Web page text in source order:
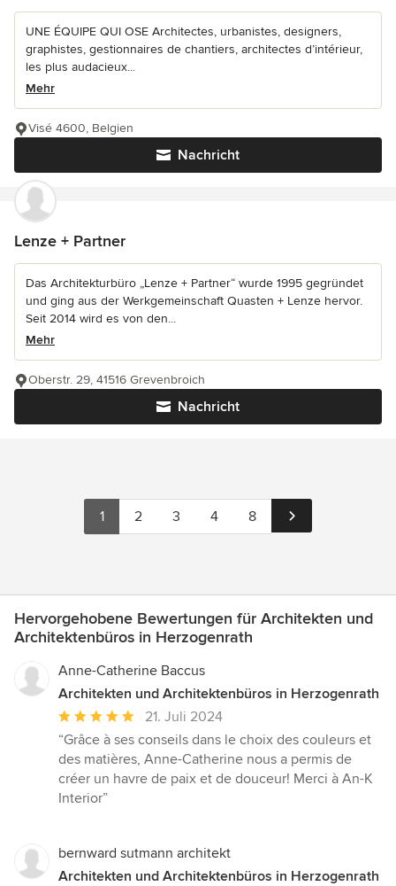
UNE ÉQUIPE QUI OSE Architectes, urbanistes, designers,
graphistes, gestionnaires de chantiers, architectes d’intérieur,
les plus audacieux...
Mehr
Nachricht
Visé 4600, Belgien
Lenze + Partner
Das Architekturbüro „Lenze + Partner“ wurde 1995 gegründet
und ging aus der Werkgemeinschaft Quasten + Lenze hervor.
Seit 2014 wird es von den...
Mehr
Nachricht
Oberstr. 29, 41516 Grevenbroich
1 2 3 4 8
Hervorgehobene Bewertungen für Architekten und
Architektenbüros in Herzogenrath
Anne-Catherine Baccus
Architekten und Architektenbüros in Herzogenrath
Durchschnittliche
Bewertung:
5
von
5
21. Juli 2024
“Grâce à ses conseils dans le choix des couleurs et
des matières, Anne-Catherine nous a permis de
créer un havre de paix et de douceur! Merci à An-K
Interior”
bernward sutmann architekt
Architekten und Architektenbüros in Herzogenrath